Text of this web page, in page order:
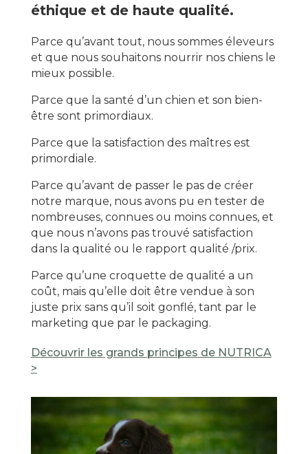
éthique et de haute qualité.
Parce qu’avant tout, nous sommes éleveurs
et que nous souhaitons nourrir nos chiens le
mieux possible.
Parce que la santé d’un chien et son bien-
être sont primordiaux.
Parce que la satisfaction des maîtres est
primordiale.
Parce qu’avant de passer le pas de créer
notre marque, nous avons pu en tester de
nombreuses, connues ou moins connues, et
que nous n’avons pas trouvé satisfaction
dans la qualité ou le rapport qualité /prix.
Parce qu’une croquette de qualité a un
coût, mais qu’elle doit être vendue à son
juste prix sans qu’il soit gonflé, tant par le
marketing que par le packaging.
Découvrir les grands principes de NUTRICA
>